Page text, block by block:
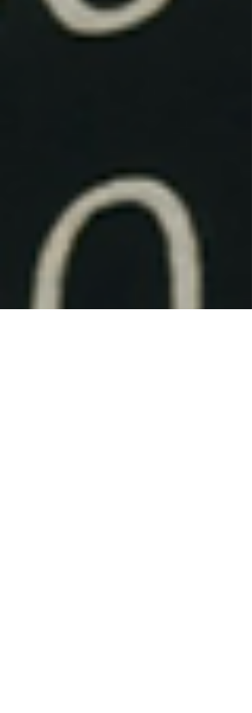
conocerse del todo, decidieron confiar el uno en el
otro para abrir mercado. Con los años, esa relación
pudo convertirse en una de las principales